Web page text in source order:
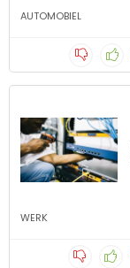
AUTOMOBIEL
WERK